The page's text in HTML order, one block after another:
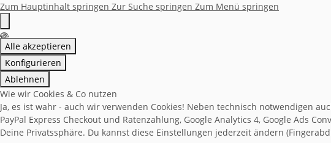
Zum Hauptinhalt springen Zur Suche springen Zum Menü springen
Alle akzeptieren
Konfigurieren
Ablehnen
Wie wir Cookies & Co nutzen
Ja, es ist wahr - auch wir verwenden Cookies! Neben technisch notwendigen
PayPal Express Checkout und Ratenzahlung, Google Analytics 4, Google Ads
Deine Privatssphäre. Du kannst diese Einstellungen jederzeit ändern